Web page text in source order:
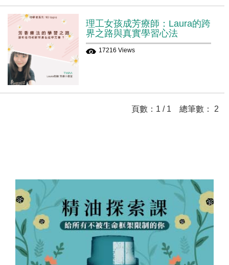
理工女孩成芳療師：Laura的跨
界之路與真實學習心法
17216 Views
頁數：1 / 1 總筆數： 2